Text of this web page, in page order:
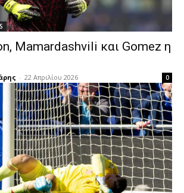
Mamardashvili και Gomez η
- 22 Απριλίου 2026 0